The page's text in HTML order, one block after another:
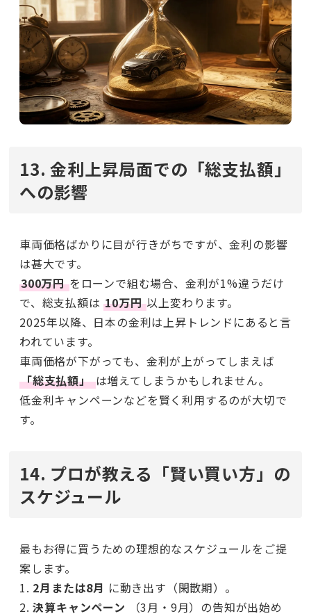
13. 金利上昇局面での「総支払額」
への影響
車両価格ばかりに目が行きがちですが、金利の影響
は甚大です。
300万円をローンで組む場合、金利が1%違うだけ
で、総支払額は10万円以上変わります。
2025年以降、日本の金利は上昇トレンドにあると言
われています。
車両価格が下がっても、金利が上がってしまえば
「総支払額」は増えてしまうかもしれません。
低金利キャンペーンなどを賢く利用するのが大切で
す。
14. プロが教える「賢い買い方」の
スケジュール
最もお得に買うための理想的なスケジュールをご提
案します。
1. 2月または8月 に動き出す（閑散期）。
2.決算キャンペーン
（3月・9月）の告知が出始め